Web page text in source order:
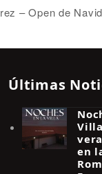
– Open de
Últimas
en